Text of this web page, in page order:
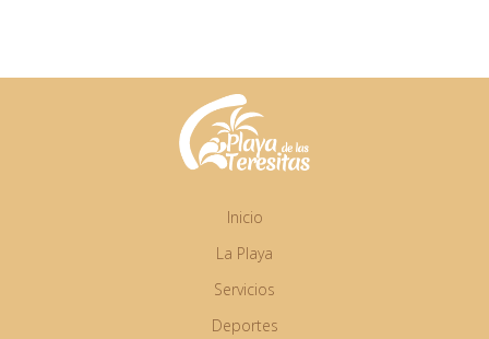
Inicio
La Playa
Servicios
Deportes